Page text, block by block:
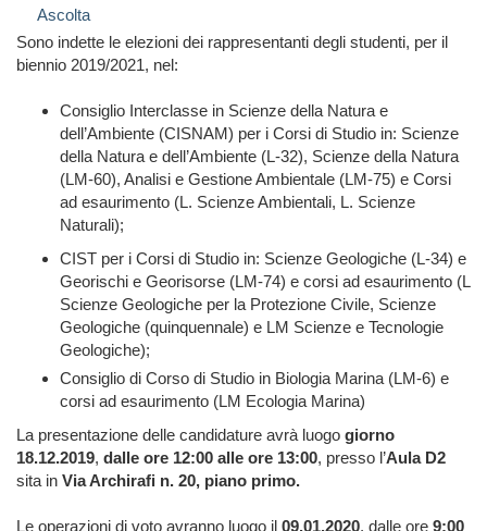
Ascolta
Sono indette le elezioni dei rappresentanti degli studenti, per il
biennio 2019/2021, nel:
Consiglio Interclasse in Scienze della Natura e
dell’Ambiente (CISNAM) per i Corsi di Studio in: Scienze
della Natura e dell’Ambiente (L-32), Scienze della Natura
(LM-60), Analisi e Gestione Ambientale (LM-75) e Corsi
ad esaurimento (L. Scienze Ambientali, L. Scienze
Naturali);
CIST per i Corsi di Studio in: Scienze Geologiche (L-34) e
Georischi e Georisorse (LM-74) e corsi ad esaurimento (L
Scienze Geologiche per la Protezione Civile, Scienze
Geologiche (quinquennale) e LM Scienze e Tecnologie
Geologiche);
Consiglio di Corso di Studio in Biologia Marina (LM-6) e
corsi ad esaurimento (LM Ecologia Marina)
La presentazione delle candidature avrà luogo giorno
18.12.2019, dalle ore 12:00 alle ore 13:00, presso l’Aula D2
sita in Via Archirafi n. 20, piano primo.
Le operazioni di voto avranno luogo il 09.01.2020, dalle ore 9:00